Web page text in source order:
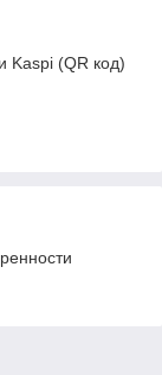
Kaspi (QR код)